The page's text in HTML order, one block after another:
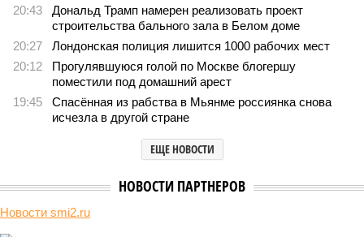
20:43
Дональд Трамп намерен реализовать проект
строительства бального зала в Белом доме
20:27
Лондонская полиция лишится 1000 рабочих мест
20:12
Прогулявшуюся голой по Москве блогершу
поместили под домашний арест
19:45
Спасённая из рабства в Мьянме россиянка снова
исчезла в другой стране
ЕЩЕ НОВОСТИ
НОВОСТИ ПАРТНЕРОВ
Новости smi2.ru